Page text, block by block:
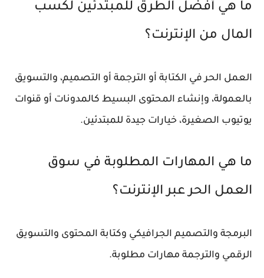
ما هي أفضل الطرق للمبتدئين لكسب
المال من الإنترنت؟
العمل الحر في الكتابة أو الترجمة أو التصميم، والتسويق
بالعمولة، وإنشاء المحتوى البسيط كالمدونات أو قنوات
يوتيوب الصغيرة، خيارات جيدة للمبتدئين.
ما هي المهارات المطلوبة في سوق
العمل الحر عبر الإنترنت؟
البرمجة والتصميم الجرافيكي وكتابة المحتوى والتسويق
الرقمي والترجمة مهارات مطلوبة.